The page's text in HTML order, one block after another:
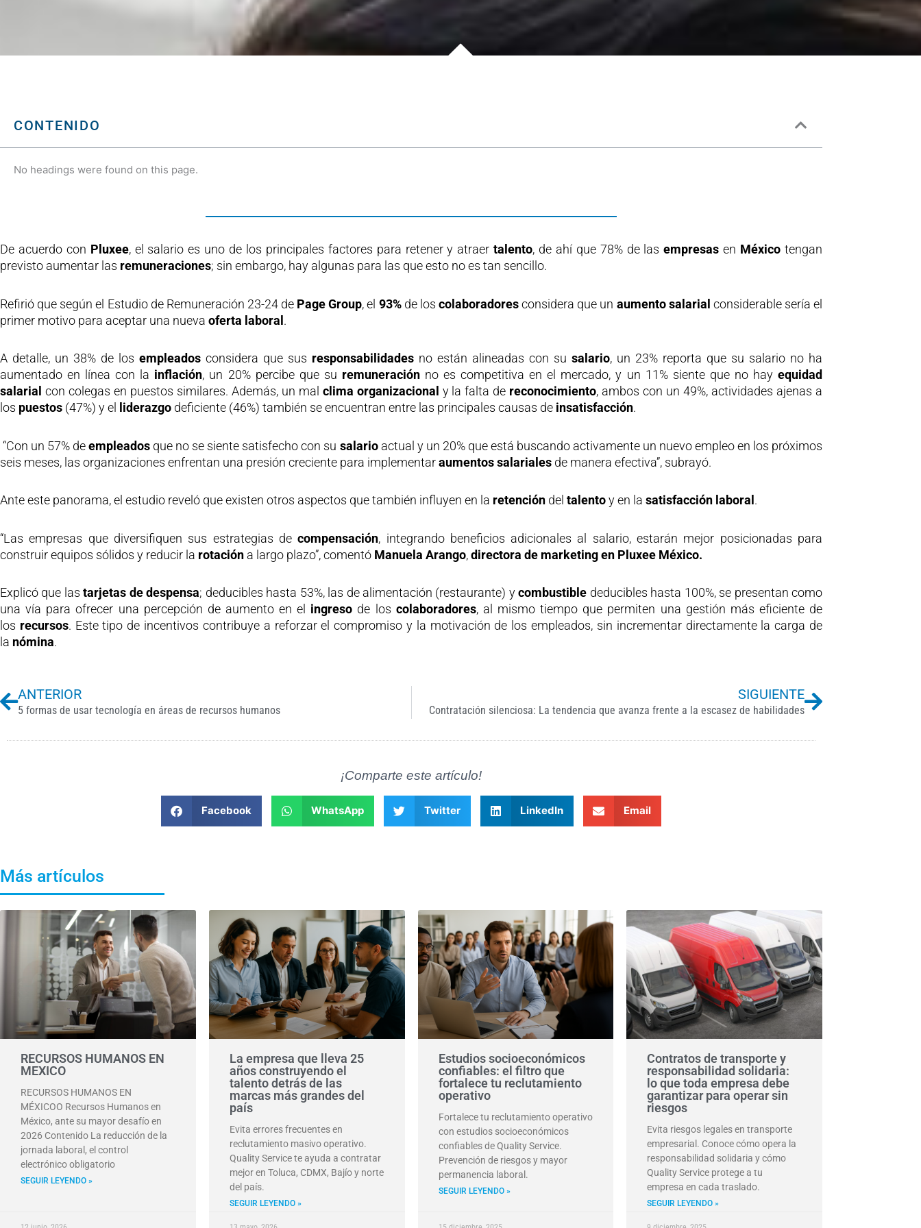
CONTENIDO
No headings were found on this page.
De acuerdo con Pluxee, el salario es uno de los principales factores para retener y atraertalento, de ahí que 78% de lasempresasen Méxicotengan
previsto aumentar las remuneraciones; sin embargo, hay algunas para las que esto no es tan sencillo.
Refirió que según el Estudio de Remuneración 23-24 de Page Group, el 93% de los colaboradoresconsidera que un aumento salarial considerable sería el
primer motivo para aceptar una nueva oferta laboral.
A detalle, un 38% de los empleados considera que sus responsabilidades no están alineadas con su salario, un 23% reporta que su salario no ha
aumentado en línea con la inflación, un 20% percibe que su remuneración no es competitiva en el mercado, y un 11% siente que no hayequidad
salarial con colegas en puestos similares. Además, un mal clima organizacional y la falta de reconocimiento, ambos con un 49%, actividades ajenas a
los puestos (47%) y el liderazgo deficiente (46%) también se encuentran entre las principales causas de insatisfacción.
“Con un 57% deempleados que no se siente satisfecho con su salarioactual y un 20% que está buscando activamente un nuevo empleo en los próximos
seis meses, las organizaciones enfrentan una presión creciente para implementaraumentossalariales de manera efectiva”, subrayó.
Ante este panorama, el estudio reveló que existen otros aspectos que también influyen en la retención del talentoy en la satisfacción laboral .
“Las empresas que diversifiquen sus estrategias decompensación, integrando beneficios adicionales al salario, estarán mejor posicionadas para
construir equipos sólidos y reducir la rotación a largo plazo”, comentó Manuela Arango,directora de marketing en Pluxee México.
Explicó que las tarjetas de despensa; deducibles hasta 53%, las de alimentación (restaurante) ycombustible deducibles hasta 100%, se presentan como
una vía para ofrecer una percepción de aumento en el ingreso de los colaboradores, al mismo tiempo que permiten una gestión más eficiente de
los recursos. Este tipo de incentivos contribuye a reforzar el compromiso y la motivación de los empleados, sin incrementar directamente la carga de
la nómina.
Previo
ANTERIOR
5 formas de usar tecnología en áreas de recursos humanos
SIGUIENTE
Contratación silenciosa: La tendencia que avanza frente a la escasez de habilidades
Next
¡Comparte este artículo!
Facebook WhatsApp Twitter LinkedIn Email
Más artículos
RECURSOS HUMANOS EN
MEXICO
RECURSOS HUMANOS EN
MÉXICOO Recursos Humanos en
México, ante su mayor desafío en
2026 Contenido La reducción de la
jornada laboral, el control
electrónico obligatorio
SEGUIR LEYENDO »
La empresa que lleva 25
años construyendo el
talento detrás de las
marcas más grandes del
país
Evita errores frecuentes en
reclutamiento masivo operativo.
Quality Service te ayuda a contratar
mejor en Toluca, CDMX, Bajío y norte
del país.
SEGUIR LEYENDO »
Estudios socioeconómicos
confiables: el filtro que
fortalece tu reclutamiento
operativo
Fortalece tu reclutamiento operativo
con estudios socioeconómicos
confiables de Quality Service.
Prevención de riesgos y mayor
permanencia laboral.
SEGUIR LEYENDO »
Contratos de transporte y
responsabilidad solidaria:
lo que toda empresa debe
garantizar para operar sin
riesgos
Evita riesgos legales en transporte
empresarial. Conoce cómo opera la
responsabilidad solidaria y cómo
Quality Service protege a tu
empresa en cada traslado.
SEGUIR LEYENDO »